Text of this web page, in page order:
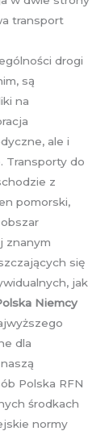
transport
drogi
są
na
ale i
Transporty do
z
pomorski,
znanym
się
jak
Niemcy
dla
Polska RFN
środkach
normy